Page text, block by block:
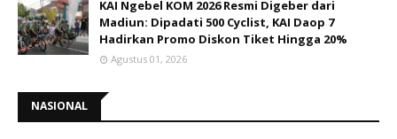
KAI Ngebel KOM 2026 Resmi Digeber dari
Madiun: Dipadati 500 Cyclist, KAI Daop 7
Hadirkan Promo Diskon Tiket Hingga 20%
Agustus 01, 2026
NASIONAL